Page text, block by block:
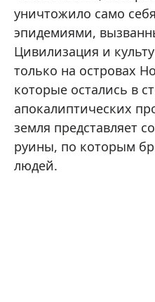
уничтожило само
эпидемиями,
Цивилизация и
только на островах
которые остались в
апокалиптических
земля представляет
руины, по которым
людей.